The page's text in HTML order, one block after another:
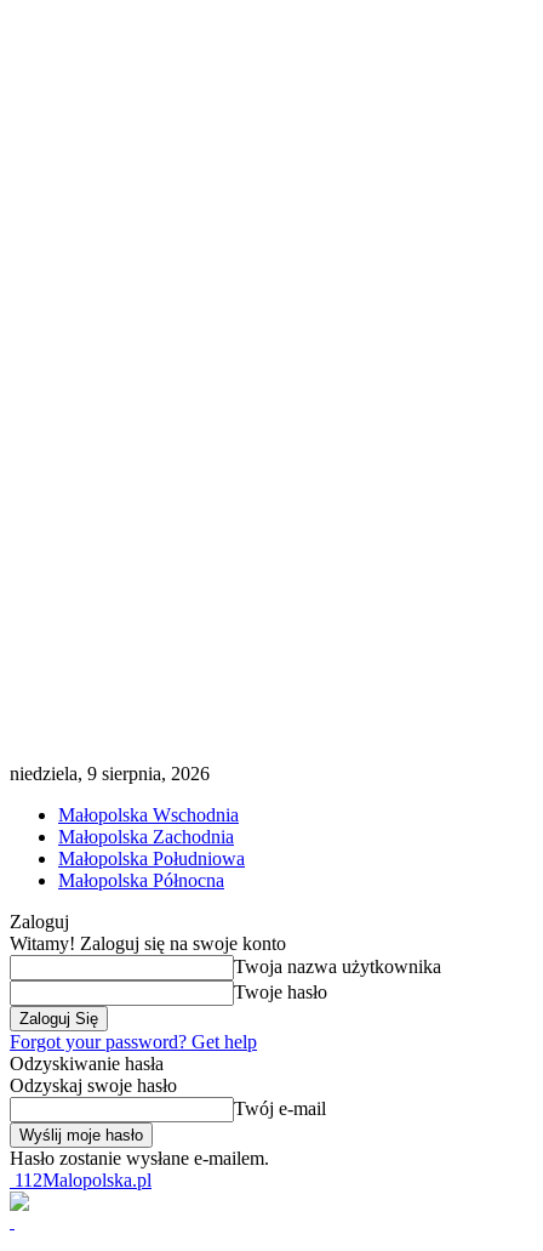
niedziela, 9 sierpnia, 2026
Małopolska Wschodnia
Małopolska Zachodnia
Małopolska Południowa
Małopolska Północna
Zaloguj
Witamy! Zaloguj się na swoje konto
Twoja nazwa użytkownika
Twoje hasło
Forgot your password? Get help
Odzyskiwanie hasła
Odzyskaj swoje hasło
Twój e-mail
Hasło zostanie wysłane e-mailem.
112Malopolska.pl